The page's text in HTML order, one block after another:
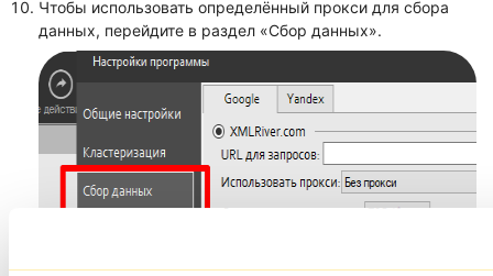
Чтобы использовать определённый прокси для сбора
данных, перейдите в раздел «Сбор данных».